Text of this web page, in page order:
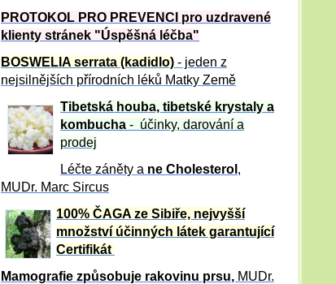
PROTOKOL PRO PREVENCI pro uzdravené
klienty stránek "Úspěšná léčba"
BOSWELIA serrata (kadidlo) - jeden z
nejsilnějších přírodních léků Matky Země
Tibetská houba, tibetské krystaly a
kombucha - účinky, darování a
prodej
Léčte záněty a ne Cholesterol ,
MUDr. Marc Sircus
100% ČAGA ze Sibiře, nejvyšší
množství účinných látek garantující
Certifikát
Mamografie způsobuje rakovinu prsu, MUDr.